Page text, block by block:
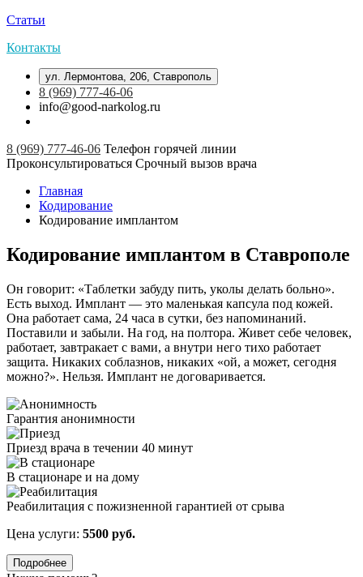
Статьи
Контакты
ул. Лермонтова, 206, Ставрополь
8 (969) 777-46-06
info@good-narkolog.ru
8 (969) 777-46-06 Телефон горячей линии
Проконсультироваться Срочный вызов врача
Главная
Кодирование
Кодирование имплантом
Кодирование имплантом в Ставрополе
Он говорит: «Таблетки забуду пить, уколы делать больно».
Есть выход. Имплант — это маленькая капсула под кожей.
Она работает сама, 24 часа в сутки, без напоминаний.
Поставили и забыли. На год, на полтора. Живет себе человек,
работает, завтракает с вами, а внутри него тихо работает
защита. Никаких соблазнов, никаких «ой, а может, сегодня
можно?». Нельзя. Имплант не договаривается.
Гарантия анонимности
Приезд врача в течении 40 минут
В стационаре и на дому
Реабилитация с пожизненной гарантией от срыва
Цена услуги: 5500 руб.
Подробнее